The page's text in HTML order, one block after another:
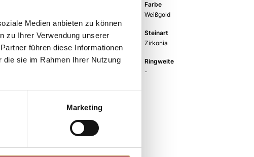
Medien anbieten zu können
zu Ihrer Verwendung unserer
führen diese Informationen
die sie im Rahmen Ihrer Nutzung
Marketing
Farbe
Weißgold
Steinfarbe
weiß
Steinart
Zirkonia
Stein
Ringweite
-